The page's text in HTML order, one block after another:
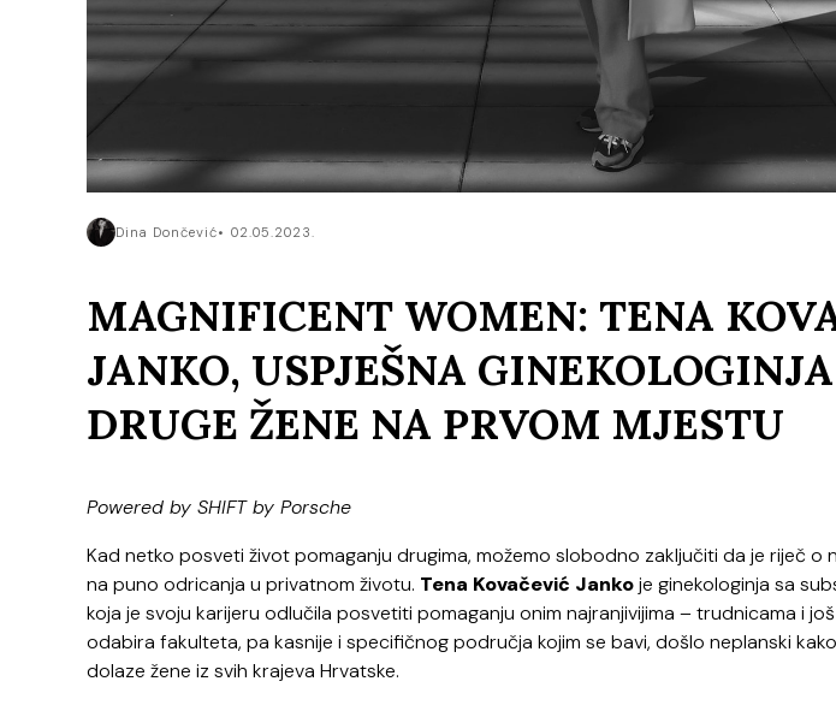
Dina Dončević 02.05.2023.
MAGNIFICENT WOMEN: TENA
JANKO, USPJEŠNA
DRUGE ŽENE NA PRVOM MJESTU
Powered by SHIFT by Porsche
Kad netko posveti život pomaganju drugima, možemo slobodno zaključiti da je riječ o
na puno odricanja u privatnom životu. Tena Kovačević Jankoje ginekologinja sa
koja je svoju karijeru odlučila posvetiti pomaganju onim najranjivijima – trudnicama i
odabira fakulteta, pa kasnije i specifičnog područja kojim se bavi, došlo neplanski
dolaze žene iz svih krajeva Hrvatske.